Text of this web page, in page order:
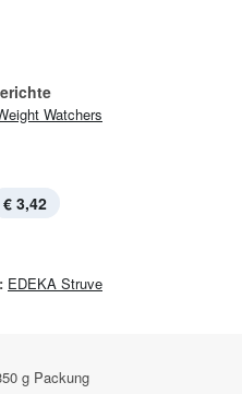
Watchers
€ 3,42
EDEKA Struve
g Packung